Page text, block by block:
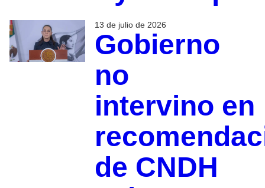
13 de julio de 2026
Gobierno
no
intervino en
de CNDH